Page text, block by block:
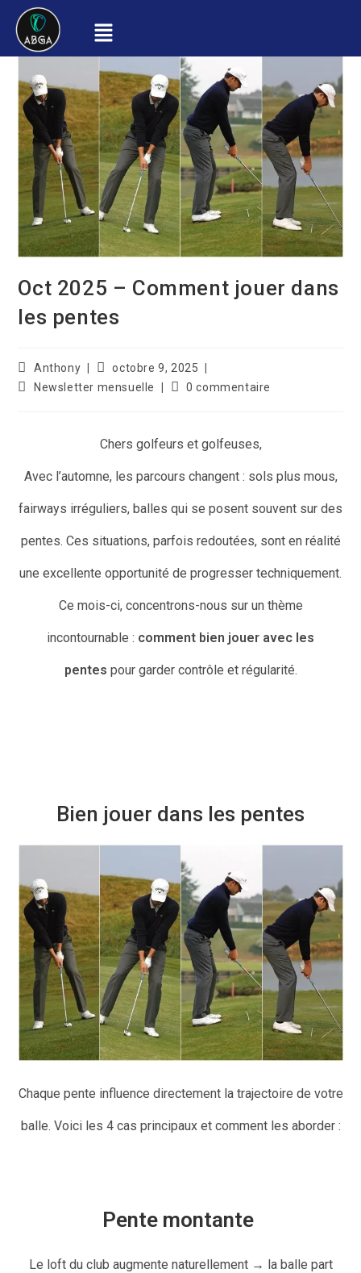
Oct 2025 – Comment jouer dans
les pentes
Anthony
octobre 9, 2025
Newsletter mensuelle
0 commentaire
Chers golfeurs et golfeuses,
Avec l’automne, les parcours changent : sols plus mous,
fairways irréguliers, balles qui se posent souvent sur des
pentes. Ces situations, parfois redoutées, sont en réalité
une excellente opportunité de progresser techniquement.
Ce mois-ci, concentrons-nous sur un thème
incontournable : comment bien jouer avec les
pentes pour garder contrôle et régularité.
Bien jouer dans les pentes
Chaque pente influence directement la trajectoire de votre
balle. Voici les 4 cas principaux et comment les aborder :
Pente montante
Le loft du club augmente naturellement → la balle part